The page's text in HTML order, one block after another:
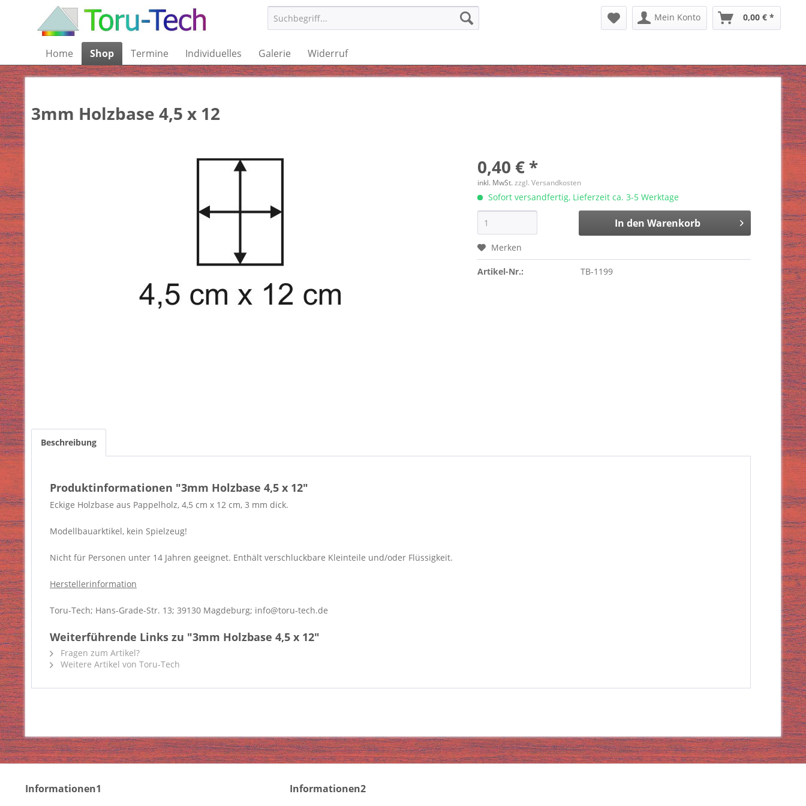
Mein Konto 0,00 € *
Home Shop Termine Individuelles Galerie Widerruf
3mm Holzbase 4,5 x 12
0,40 € *
inkl. MwSt.zzgl. Versandkosten
Sofort versandfertig, Lieferzeit ca. 3-5 Werktage
In den Warenkorb
Merken
Artikel-Nr.: TB-1199
Beschreibung
Produktinformationen "3mm Holzbase 4,5 x 12"
Eckige Holzbase aus Pappelholz, 4,5 cm x 12 cm, 3 mm dick.
Modellbauarktikel, kein Spielzeug!
Nicht für Personen unter 14 Jahren geeignet. Enthält verschluckbare Kleinteile und/oder Flüssigkeit.
Herstellerinformation
Toru-Tech; Hans-Grade-Str. 13; 39130 Magdeburg; info@toru-tech.de
Weiterführende Links zu "3mm Holzbase 4,5 x 12"
Fragen zum Artikel?
Weitere Artikel von Toru-Tech
Informationen1 Informationen2